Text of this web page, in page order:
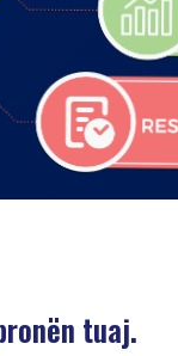
tuaj.